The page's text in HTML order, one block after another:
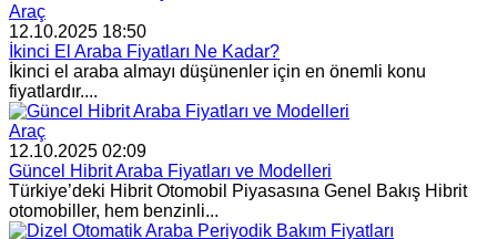
Araç
12.10.2025 18:50
İkinci El Araba Fiyatları Ne Kadar?
İkinci el araba almayı düşünenler için en önemli konu
fiyatlardır....
Araç
12.10.2025 02:09
Güncel Hibrit Araba Fiyatları ve Modelleri
Türkiye’deki Hibrit Otomobil Piyasasına Genel Bakış Hibrit
otomobiller, hem benzinli...